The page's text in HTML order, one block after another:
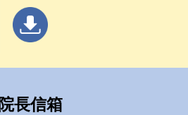
院長信箱